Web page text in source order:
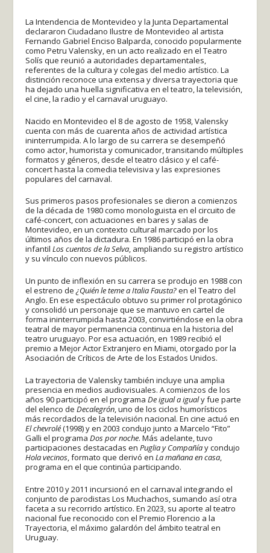
La Intendencia de Montevideo y la Junta Departamental
declararon Ciudadano Ilustre de Montevideo al artista
Fernando Gabriel Enciso Balparda, conocido popularmente
como Petru Valensky, en un acto realizado en el Teatro
Solís que reunió a autoridades departamentales,
referentes de la cultura y colegas del medio artístico. La
distinción reconoce una extensa y diversa trayectoria que
ha dejado una huella significativa en el teatro, la televisión,
el cine, la radio y el carnaval uruguayo.
Nacido en Montevideo el 8 de agosto de 1958, Valensky
cuenta con más de cuarenta años de actividad artística
ininterrumpida. A lo largo de su carrera se desempeñó
como actor, humorista y comunicador, transitando múltiples
formatos y géneros, desde el teatro clásico y el café-
concert hasta la comedia televisiva y las expresiones
populares del carnaval.
Sus primeros pasos profesionales se dieron a comienzos
de la década de 1980 como monologuista en el circuito de
café-concert, con actuaciones en bares y salas de
Montevideo, en un contexto cultural marcado por los
últimos años de la dictadura. En 1986 participó en la obra
infantilLos cuentos de la Selva, ampliando su registro artístico
y su vínculo con nuevos públicos.
Un punto de inflexión en su carrera se produjo en 1988 con
el estreno de¿Quién le teme a Italia Fausta?en el Teatro del
Anglo. En ese espectáculo obtuvo su primer rol protagónico
y consolidó un personaje que se mantuvo en cartel de
forma ininterrumpida hasta 2003, convirtiéndose en la obra
teatral de mayor permanencia continua en la historia del
teatro uruguayo. Por esa actuación, en 1989 recibió el
premio a Mejor Actor Extranjero en Miami, otorgado por la
Asociación de Críticos de Arte de los Estados Unidos.
La trayectoria de Valensky también incluye una amplia
presencia en medios audiovisuales. A comienzos de los
años 90 participó en el programaDe igual a igualy fue parte
del elenco deDecalegrón, uno de los ciclos humorísticos
más recordados de la televisión nacional. En cine actuó en
El chevrolé(1998) y en 2003 condujo junto a Marcelo “Fito”
Galli el programaDos por noche. Más adelante, tuvo
participaciones destacadas enPuglia y Compañíay condujo
Hola vecinos, formato que derivó enLa mañana en casa,
programa en el que continúa participando.
Entre 2010 y 2011 incursionó en el carnaval integrando el
conjunto de parodistas Los Muchachos, sumando así otra
faceta a su recorrido artístico. En 2023, su aporte al teatro
nacional fue reconocido con el Premio Florencio a la
Trayectoria, el máximo galardón del ámbito teatral en
Uruguay.